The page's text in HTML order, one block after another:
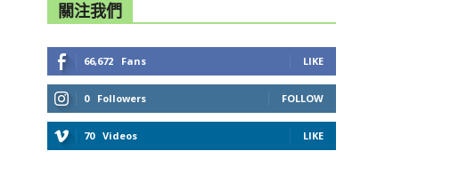
關注我們
66,672 Fans LIKE
0 Followers FOLLOW
70 Videos LIKE